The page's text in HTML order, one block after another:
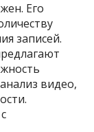
Его
записей.
видео,